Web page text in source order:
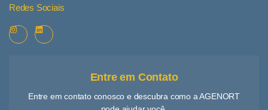
Redes Sociais
Entre em Contato
Entre em contato conosco e descubra como a AGENORT